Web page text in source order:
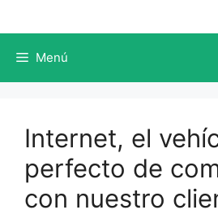
Menú
Internet, el
perfecto de
con nuestro